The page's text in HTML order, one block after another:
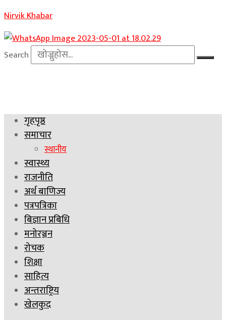
Nirvik Khabar
Search
गृहपृष्ठ
समाचार
स्थानीय
स्वास्थ्य
राजनीति
अर्थ बाणिज्य
पत्रपत्रिका
बिज्ञान प्रबिधि
मनोरञ्जन
रोचक
शिक्षा
साहित्य
अन्तराष्ट्रिय
खेलकुद